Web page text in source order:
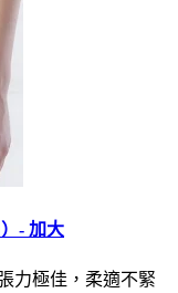
- 加大
力極佳，柔適不緊